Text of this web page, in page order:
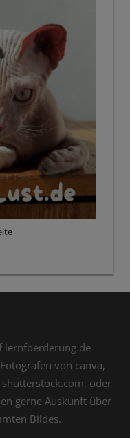
lernfoerderung.de
von canva,
oder
gerne Auskunft über
Bildes.